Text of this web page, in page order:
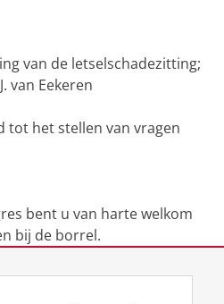
van de letselschadezitting;
van Eekeren
tot het stellen van vragen
bent u van harte welkom
bij de borrel.
2022 13:09